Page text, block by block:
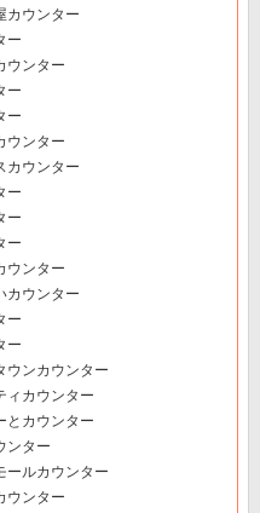
カウンター
ー
ウンター
ー
ー
ウンター
カウンター
ー
ー
ー
ウンター
カウンター
ー
ー
ウンカウンター
ィカウンター
とカウンター
ンター
ールカウンター
ウンター